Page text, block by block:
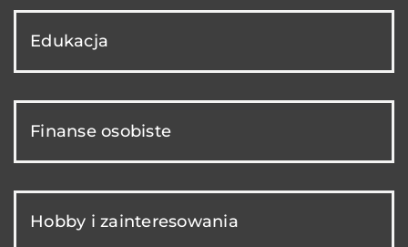
Edukacja
Finanse osobiste
Hobby i zainteresowania